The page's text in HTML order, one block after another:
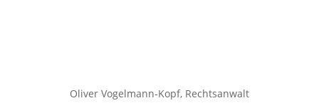
Oliver Vogelmann-Kopf, Rechtsanwalt